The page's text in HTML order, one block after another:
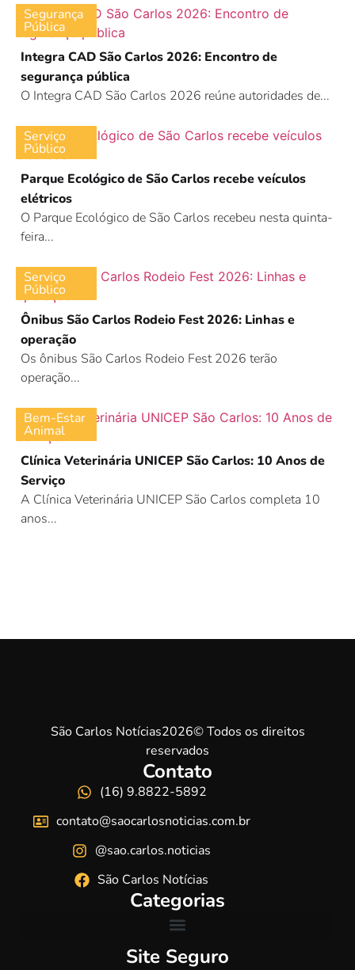
Segurança
Pública
Integra CAD São Carlos 2026: Encontro de
segurança pública
O Integra CAD São Carlos 2026 reúne autoridades de...
Serviço
Público
Parque Ecológico de São Carlos recebe veículos
elétricos
O Parque Ecológico de São Carlos recebeu nesta quinta-
feira...
Serviço
Público
Ônibus São Carlos Rodeio Fest 2026: Linhas e
operação
Os ônibus São Carlos Rodeio Fest 2026 terão
operação...
Bem-Estar
Animal
Clínica Veterinária UNICEP São Carlos: 10 Anos de
Serviço
A Clínica Veterinária UNICEP São Carlos completa 10
anos...
São Carlos Notícias2026© Todos os direitos
reservados
Contato
(16) 9.8822-5892
contato@saocarlosnoticias.com.br
@sao.carlos.noticias
São Carlos Notícias
Categorias
Site Seguro